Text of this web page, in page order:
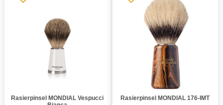
Rasierpinsel MONDIAL Vespucci
Rasierpinsel MONDIAL 176-IMT